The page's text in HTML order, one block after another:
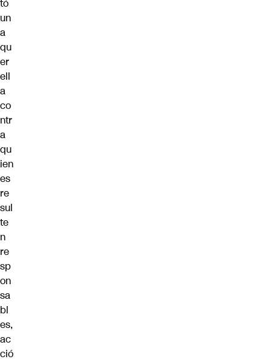
tó
un
a
qu
er
ell
a
co
ntr
a
qu
ien
es
re
sul
te
n
re
sp
on
sa
bl
es,
ac
ció